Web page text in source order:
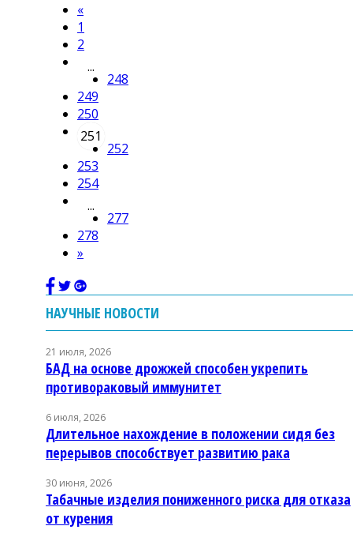
«
1
2
...
248
249
250
251
252
253
254
...
277
278
»
НАУЧНЫЕ НОВОСТИ
21 июля, 2026
БАД на основе дрожжей способен укрепить
противораковый иммунитет
6 июля, 2026
Длительное нахождение в положении сидя без
перерывов способствует развитию рака
30 июня, 2026
Табачные изделия пониженного риска для отказа
от курения